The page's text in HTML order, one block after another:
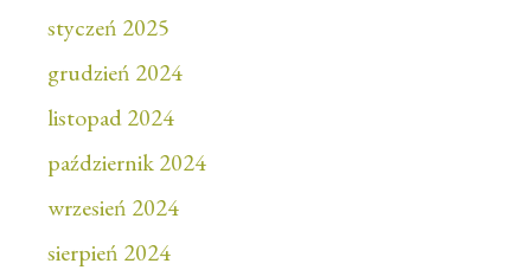
styczeń 2025
grudzień 2024
listopad 2024
październik 2024
wrzesień 2024
sierpień 2024